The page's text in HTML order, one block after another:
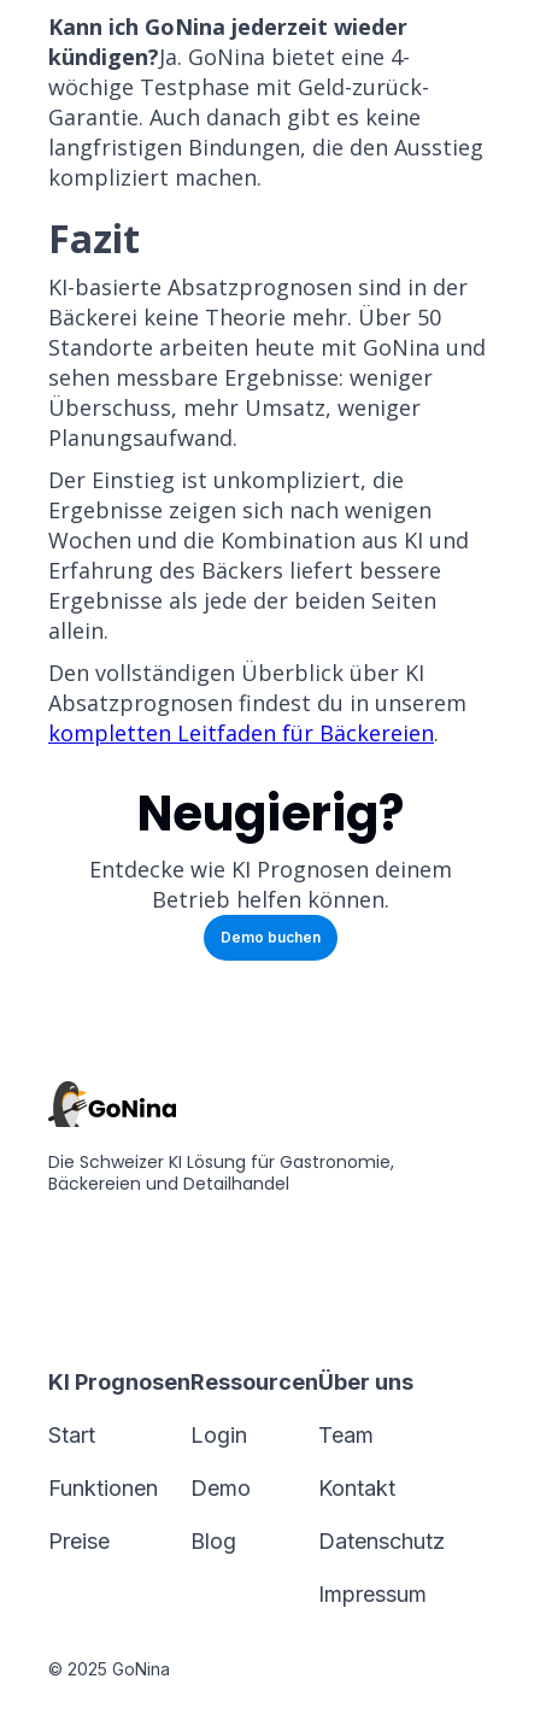
Kann ich GoNina jederzeit wieder
kündigen?Ja. GoNina bietet eine 4-
wöchige Testphase mit Geld-zurück-
Garantie. Auch danach gibt es keine
langfristigen Bindungen, die den Ausstieg
kompliziert machen.
Fazit
KI-basierte Absatzprognosen sind in der
Bäckerei keine Theorie mehr. Über 50
Standorte arbeiten heute mit GoNina und
sehen messbare Ergebnisse: weniger
Überschuss, mehr Umsatz, weniger
Planungsaufwand.
Der Einstieg ist unkompliziert, die
Ergebnisse zeigen sich nach wenigen
Wochen und die Kombination aus KI und
Erfahrung des Bäckers liefert bessere
Ergebnisse als jede der beiden Seiten
allein.
Den vollständigen Überblick über KI
Absatzprognosen findest du in unserem
kompletten Leitfaden für Bäckereien.
Neugierig?
Entdecke wie KI Prognosen deinem
Betrieb helfen können.
Demo buchen
Die Schweizer KI Lösung für Gastronomie,
Bäckereien und Detailhandel
KI Prognosen
Start
Funktionen
Preise
Ressourcen
Login
Demo
Blog
Über uns
Team
Kontakt
Datenschutz
Impressum
© 2025 GoNina